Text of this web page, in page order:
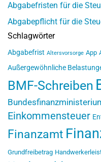
Abgabefristen für die
Abgabepflicht für die
Schlagwörter
Abgabefrist Altersvorsorge App
Außergewöhnliche
BMF-Schreiben
Einkommensteuer
Finanzamt
Grundfreibetrag